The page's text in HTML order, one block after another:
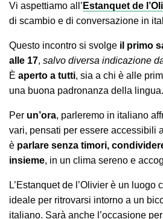
Vi aspettiamo all’ Estanquet de
di scambio e di conversazione in
Questo incontro si svolge il primo
alle 17, salvo diversa indicazione
È aperto a tutti, sia a chi è alle
una buona padronanza della lingua.
Per un’ora, parleremo in italiano
vari, pensati per essere accessibili
è parlare senza timori,
insieme, in un clima sereno e
L’Estanquet de l’Olivier è un luogo
ideale per ritrovarsi intorno a un
italiano. Sarà anche l’occasione